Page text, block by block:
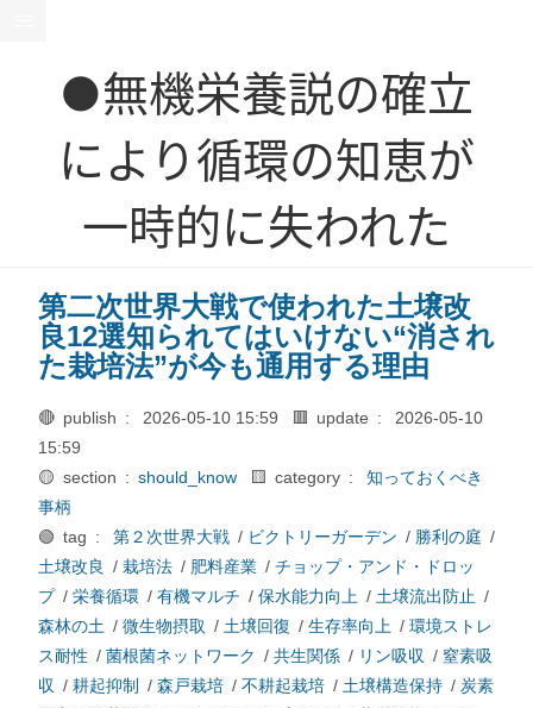
●無機栄養説の確立
により循環の知恵が
一時的に失われた
第二次世界大戦で使われた土壌改
良12選知られてはいけない“消され
た栽培法”が今も通用する理由
🔴 publish : 2026-05-10 15:59 🟥 update :
2026-05-10
15:59
🟡 section : should_know 🟨 category :
知っておくべき
事柄
🟢 tag :
第２次世界大戦 / ビクトリーガーデン / 勝利の庭 /
土壌改良 / 栽培法 / 肥料産業 / チョップ・アンド・ドロッ
プ/ 栄養循環 / 有機マルチ / 保水能力向上 / 土壌流出防止 /
森林の土 / 微生物摂取 / 土壌回復 / 生存率向上 / 環境ストレ
ス耐性 / 菌根菌ネットワーク / 共生関係 / リン吸収 / 窒素吸
収 / 耕起抑制 / 森戸栽培 / 不耕起栽培 / 土壌構造保持 / 炭素